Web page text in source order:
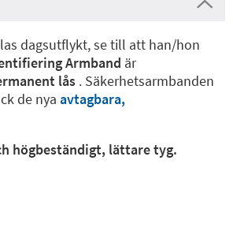
dagsutflykt, se till att han/hon
Armband är
lås . Säkerhetsarmbanden
de nya avtagbara,
högbeständigt, lättare tyg.